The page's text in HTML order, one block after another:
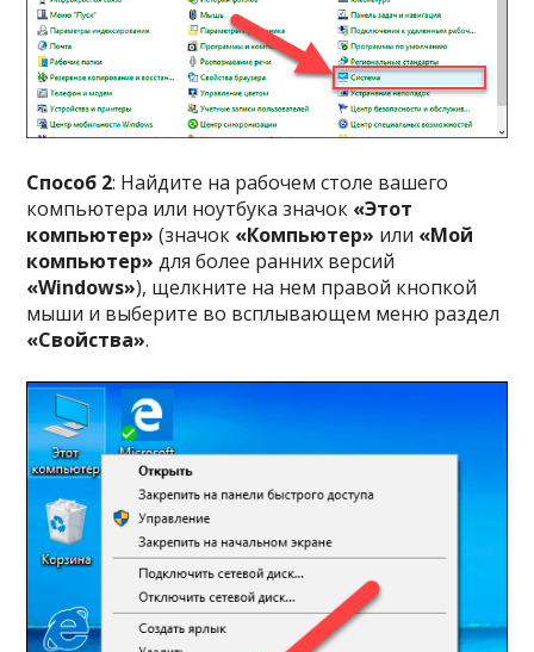
Способ 2: Найдите на рабочем столе вашего
компьютера или ноутбука значок «Этот
компьютер» (значок «Компьютер» или «Мой
компьютер» для более ранних версий
«Windows»), щелкните на нем правой кнопкой
мыши и выберите во всплывающем меню раздел
«Свойства».